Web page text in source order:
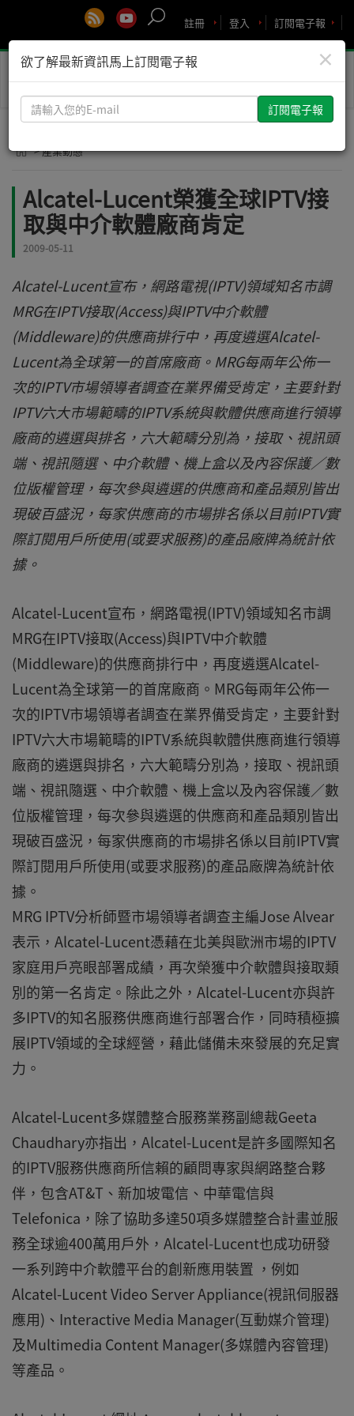
訂閱電子報
登入
註冊
Toggle
> 產業動態
Alcatel-Lucent榮獲全球IPTV接
取與中介軟體廠商肯定
2009-05-11
Alcatel-Lucent宣布，網路電視(IPTV)領域知名市調
MRG在IPTV接取(Access)與IPTV中介軟體
(Middleware)的供應商排行中，再度遴選Alcatel-
Lucent為全球第一的首席廠商。MRG每兩年公佈一
次的IPTV市場領導者調查在業界備受肯定，主要針對
IPTV六大市場範疇的IPTV系統與軟體供應商進行領導
廠商的遴選與排名，六大範疇分別為，接取、視訊頭
端、視訊隨選、中介軟體、機上盒以及內容保護／數
位版權管理，每次參與遴選的供應商和產品類別皆出
現破百盛況，每家供應商的市場排名係以目前IPTV實
際訂閱用戶所使用(或要求服務)的產品廠牌為統計依
據。
Alcatel-Lucent宣布，網路電視(IPTV)領域知名市調
MRG在IPTV接取(Access)與IPTV中介軟體
(Middleware)的供應商排行中，再度遴選Alcatel-
Lucent為全球第一的首席廠商。MRG每兩年公佈一
次的IPTV市場領導者調查在業界備受肯定，主要針對
IPTV六大市場範疇的IPTV系統與軟體供應商進行領導
廠商的遴選與排名，六大範疇分別為，接取、視訊頭
端、視訊隨選、中介軟體、機上盒以及內容保護／數
位版權管理，每次參與遴選的供應商和產品類別皆出
現破百盛況，每家供應商的市場排名係以目前IPTV實
際訂閱用戶所使用(或要求服務)的產品廠牌為統計依
據。
MRG IPTV分析師暨市場領導者調查主編Jose Alvear
表示，Alcatel-Lucent憑藉在北美與歐洲市場的IPTV
家庭用戶亮眼部署成績，再次榮獲中介軟體與接取類
別的第一名肯定。除此之外，Alcatel-Lucent亦與許
多IPTV的知名服務供應商進行部署合作，同時積極擴
展IPTV領域的全球經營，藉此儲備未來發展的充足實
力。
Alcatel-Lucent多媒體整合服務業務副總裁Geeta
Chaudhary亦指出，Alcatel-Lucent是許多國際知名
的IPTV服務供應商所信賴的顧問專家與網路整合夥
伴，包含AT&T、新加坡電信、中華電信與
Telefonica，除了協助多達50項多媒體整合計畫並服
務全球逾400萬用戶外，Alcatel-Lucent也成功研發
一系列跨中介軟體平台的創新應用裝置 ，例如
Alcatel-Lucent Video Server Appliance(視訊伺服器
應用)、Interactive Media Manager(互動媒介管理)
及Multimedia Content Manager(多媒體內容管理)
等產品。
×
欲了解最新資訊馬上訂閱電子報
請
輸
您
E-
mail